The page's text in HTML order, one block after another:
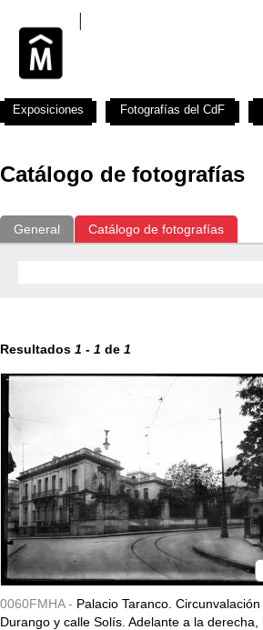
Catálogo de fotografías
General Catálogo de fotografías
Resultados 1 - 1 de 1
0060FMHA - Palacio Taranco. Circunvalación
Durango y calle Solís. Adelante a la derecha,
Exposiciones Fotografías del CdF